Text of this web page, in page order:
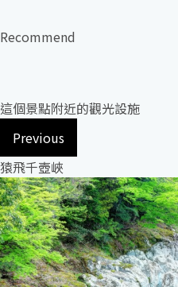
Recommend
這個景點附近的觀光設施
Previous
猿飛千壺峽